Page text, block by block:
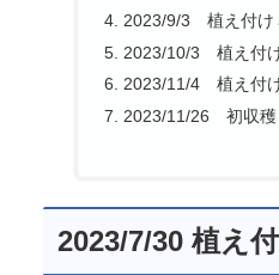
2023/9/3 植え付け
2023/10/3 植え付
2023/11/4 植え付
2023/11/26 初収
2023/7/30 植え